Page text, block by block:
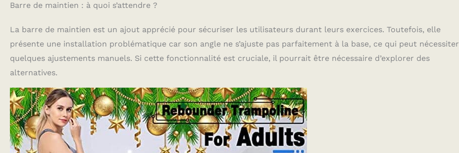
Barre de maintien : à quoi s’attendre ?
La barre de maintien est un ajout apprécié pour sécuriser les utilisateurs durant leurs exercices. Toutefois, elle
présente une installation problématique car son angle ne s’ajuste pas parfaitement à la base, ce qui peut nécessiter
quelques ajustements manuels. Si cette fonctionnalité est cruciale, il pourrait être nécessaire d’explorer des
alternatives.